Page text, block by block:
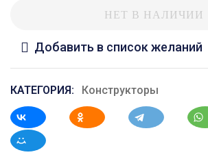
НЕТ В НАЛИЧИИ
Добавить в список желаний
КАТЕГОРИЯ: Конструкторы